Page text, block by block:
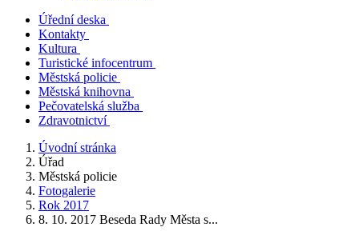
Úřední deska
Kontakty
Kultura
Turistické infocentrum
Městská policie
Městská knihovna
Pečovatelská služba
Zdravotnictví
Úvodní stránka
Úřad
Městská policie
Fotogalerie
Rok 2017
8. 10. 2017 Beseda Rady Města s...